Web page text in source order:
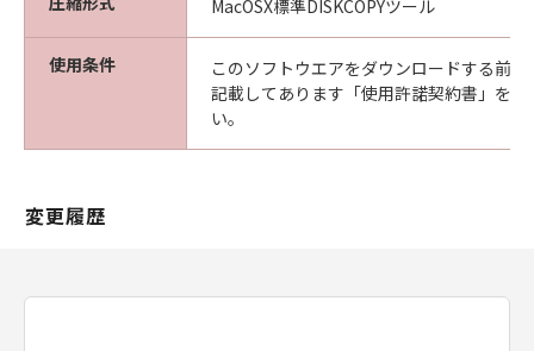
損害を含むがこれらに限定されない）につい
て、一切の責任を負わないものとします。例
え、キヤノン、キヤノンの関連会社、それらの
販売代理店及び販売店がかかる損害の可能性に
ついて知らされていた場合でも同様です。
(3) キヤノン、キヤノンの関連会社、それらの販
使用に起因または関連してお客様と第三者との
(4) 以上が、「本ソフトウエア」に関するキヤノ
MacOSX標準DISKCOPYツール
使用条件
このソフトウエアをダウンロードする前
記載してあります「使用許諾契約書」を
い。
変更履歴